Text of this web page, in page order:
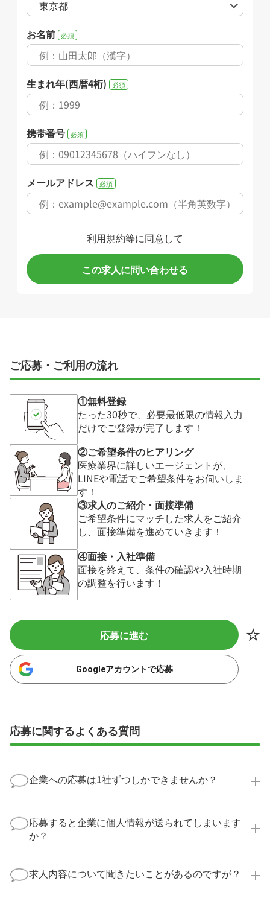
お名前 必須
生まれ年(西暦4桁) 必須
携帯番号 必須
メールアドレス 必須
利用規約等に同意して
この求人に問い合わせる
ご応募・ご利用の流れ
①無料登録
たった30秒で、必要最低限の情報入力
だけでご登録が完了します！
②ご希望条件のヒアリング
医療業界に詳しいエージェントが、
LINEや電話でご希望条件をお伺いしま
す！
③求人のご紹介・面接準備
ご希望条件にマッチした求人をご紹介
し、面接準備を進めていきます！
④面接・入社準備
面接を終えて、条件の確認や入社時期
の調整を行います！
応募に進む
Googleアカウントで応募
応募に関するよくある質問
企業への応募は1社ずつしかできませんか？
実際に医療キャリアナビを利用して転職に成功した方
の多くは、複数応募して自分に合った職場を選ばれて
います。
応募すると企業に個人情報が送られてしまいます
か？
業様に個人情報が送られることはありません！
より詳細な求人情報をご確認いただいた上で、転職希
求人内容について聞きたいことがあるのですが？